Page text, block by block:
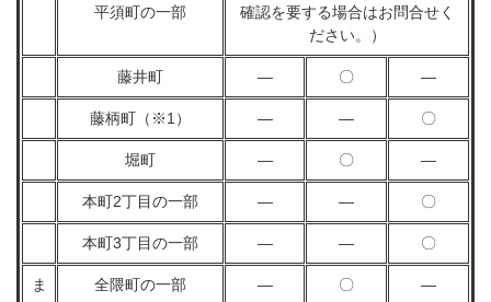
平須町の一部
確認を要する場合はお問合せく
ださい。）
藤井町 ― 〇 ―
藤柄町（※1） ― ― 〇
堀町 ― 〇 ―
本町2丁目の一部 ― ― 〇
本町3丁目の一部 ― ― 〇
ま 全隈町の一部 ― 〇 ―